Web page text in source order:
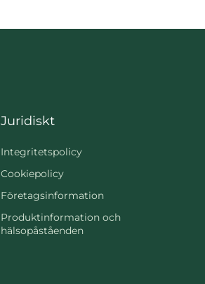
Juridiskt
Integritetspolicy
Cookiepolicy
Företagsinformation
Produktinformation och
hälsopåståenden